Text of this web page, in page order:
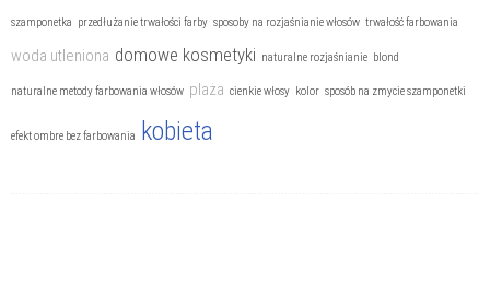
szamponetka przedłużanie trwałości farby sposoby na rozjaśnianie włosów trwałość farbowania
woda utleniona domowe kosmetyki naturalne rozjaśnianie blond
naturalne metody farbowania włosów plaża cienkie włosy kolor sposób na zmycie szamponetki
efekt ombre bez farbowania kobieta